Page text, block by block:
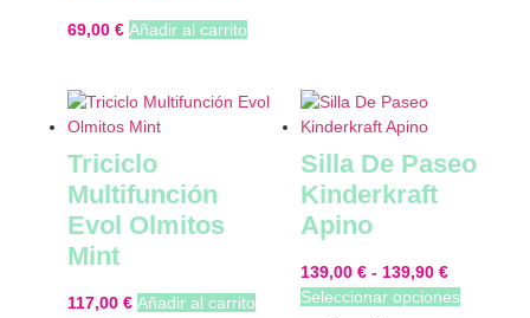
69,00 € Añadir al carrito
Triciclo
Multifunción
Evol Olmitos
Mint
117,00 € Añadir al carrito
Silla De Paseo
Kinderkraft
Apino
139,00 € - 139,90 €
Seleccionar opciones